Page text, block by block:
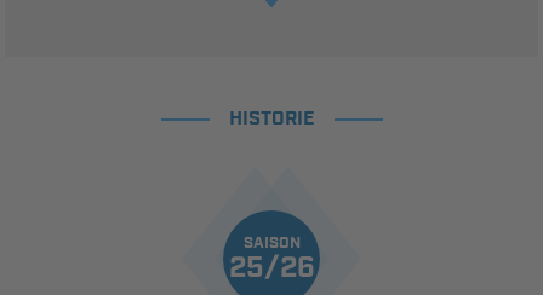
HISTORIE
SAISON
25/26